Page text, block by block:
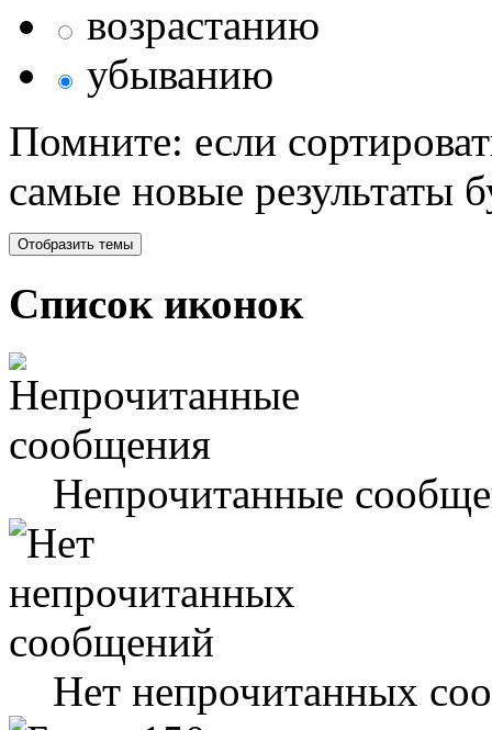
возрастанию
убыванию
Помните: если
самые новые результаты
Список иконок
Непрочитанные
Нет непрочитанных